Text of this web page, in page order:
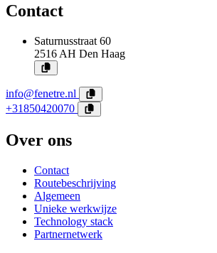
Contact
Saturnusstraat 60
2516 AH Den Haag
info@fenetre.nl
+31850420070
Over ons
Contact
Routebeschrijving
Algemeen
Unieke werkwijze
Technology stack
Partnernetwerk